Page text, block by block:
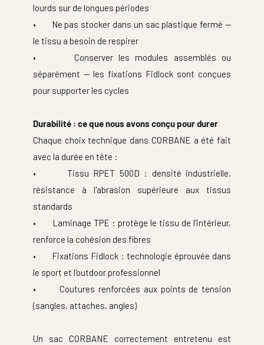
lourds sur de longues périodes
•       Ne pas stocker dans un sac plastique fermé —
le tissu a besoin de respirer
•       Conserver les modules assemblés ou
séparément — les fixations Fidlock sont conçues
pour supporter les cycles
Durabilité : ce que nous avons conçu pour durer
Chaque choix technique dans CORBANE a été fait
avec la durée en tête :
•       Tissu RPET 500D : densité industrielle,
résistance à l'abrasion supérieure aux tissus
standards
•       Laminage TPE : protège le tissu de l'intérieur,
renforce la cohésion des fibres
•       Fixations Fidlock : technologie éprouvée dans
le sport et l'outdoor professionnel
•       Coutures renforcées aux points de tension
(sangles, attaches, angles)
Un sac CORBANE correctement entretenu est